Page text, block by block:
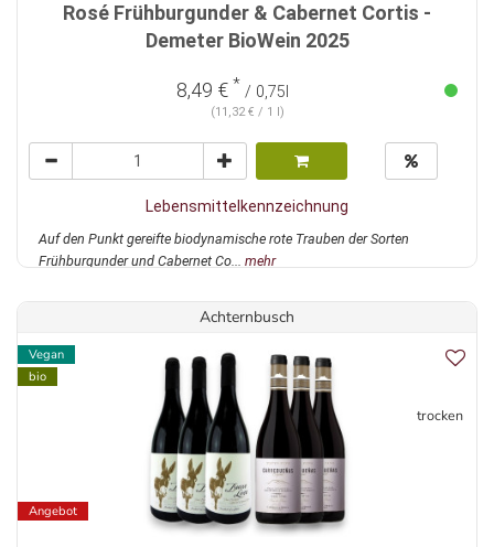
Rosé Frühburgunder & Cabernet Cortis -
Demeter BioWein 2025
8,49 € * / 0,75l
(11,32 € / 1 l)
Lebensmittelkennzeichnung
Auf den Punkt gereifte biodynamische rote Trauben der Sorten
Frühburgunder und Cabernet Co... mehr
Achternbusch
Vegan
bio
Angebot
trocken